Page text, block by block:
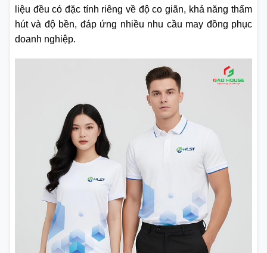
liệu đều có đặc tính riêng về độ co giãn, khả năng thấm
hút và độ bền, đáp ứng nhiều nhu cầu may đồng phục
doanh nghiệp.